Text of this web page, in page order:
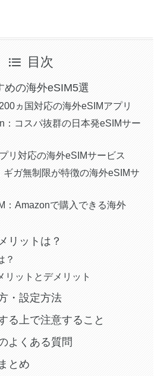
目次
めの海外eSIM5選
ヵ国対応の海外eSIMアプリ
：コスパ抜群の日本発eSIMサー
リ対応の海外eSIMサービス
ギガ無制限が特徴の海外eSIMサ
：Amazonで購入できる海外
リットは？
？
リットとデメリット
・設定方法
る上で注意すること
よくある質問
とめ